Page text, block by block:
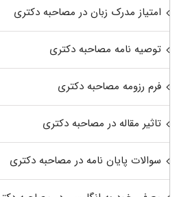
امتیاز مدرک زبان در مصاحبه دکتری
توصیه نامه مصاحبه دکتری
فرم رزومه مصاحبه دکتری
تاثیر مقاله در مصاحبه دکتری
سوالات پایان نامه در مصاحبه دکتری